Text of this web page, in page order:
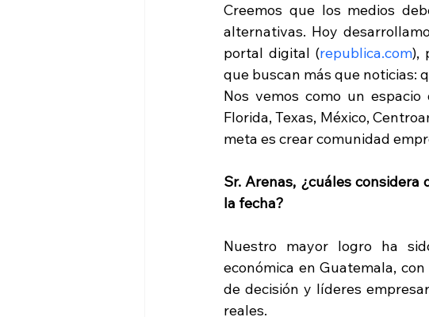
Creemos que los medios
alternativas. Hoy
portal digital (republica.com),
que buscan más que noticias:
Nos vemos como un
Florida, Texas, México,
meta es crear comunidad
Sr. Arenas, ¿cuáles
la fecha?
Nuestro mayor logro ha
económica en Guatemala,
de decisión y líderes
reales.